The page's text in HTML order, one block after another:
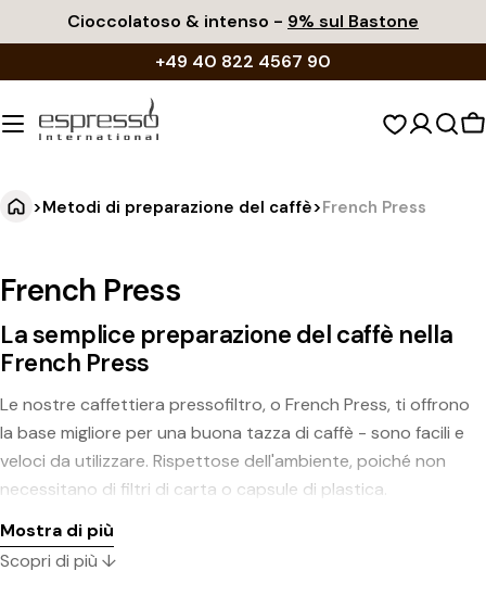
al
Cioccolatoso & intenso - 9% sul Bastone
+49 40 822 4567 90
>Metodi di preparazione del caffè>French Press
French Press
La semplice preparazione del caffè nella
French Press
Le nostre caffettiera pressofiltro, o French Press, ti offrono
la base migliore per una buona tazza di caffè - sono facili e
veloci da utilizzare. Rispettose dell'ambiente, poiché non
necessitano di filtri di carta o capsule di plastica.
Mostra di più
Scopri di più ↓